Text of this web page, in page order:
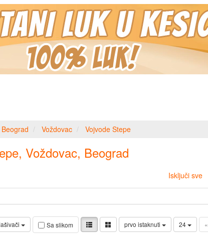
Beograd Voždovac Vojvode Stepe
Voždovac, Beograd
Isključi sve
Sa slikom prvo istaknuti 24 «